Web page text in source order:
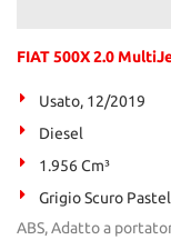
FIAT 500X 2.0
Usato, 12/2019
Diesel
1.956 Cm³
Grigio Scuro
ABS, Adatto a